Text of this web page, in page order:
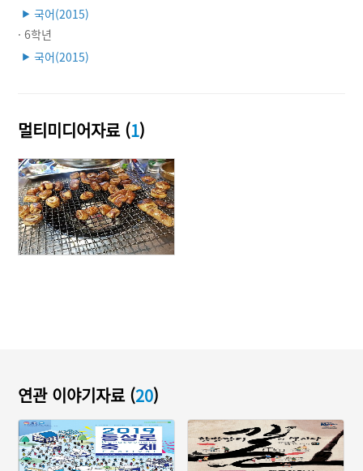
▶ 국어(2015)
· 6학년
▶ 국어(2015)
멀티미디어자료 (1)
연관 이야기자료 (20)